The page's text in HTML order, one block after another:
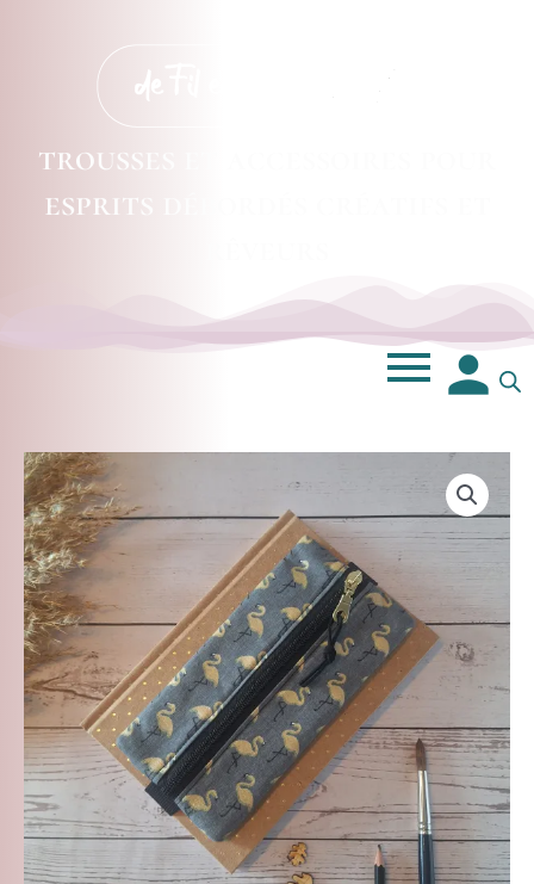
trousses et accessoires pour
esprits débordés créatifs et